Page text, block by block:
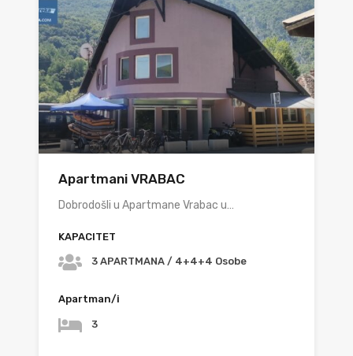
Apartmani VRABAC
Dobrodošli u Apartmane Vrabac u…
KAPACITET
3 APARTMANA / 4+4+4 Osobe
Apartman/i
3